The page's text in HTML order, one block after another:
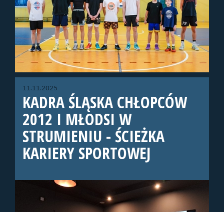
11.11.2025
KADRA ŚLĄSKA CHŁOPCÓW
2012 I MŁODSI W
STRUMIENIU - ŚCIEŻKA
KARIERY SPORTOWEJ